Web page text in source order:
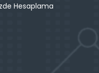
Hesaplama